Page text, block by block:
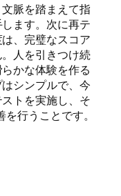
脈を踏まえて指
ます。次に再テ
、完璧なスコア
人を引きつけ続
かな体験を作る
シンプルで、今
トを実施し、そ
行うことです。